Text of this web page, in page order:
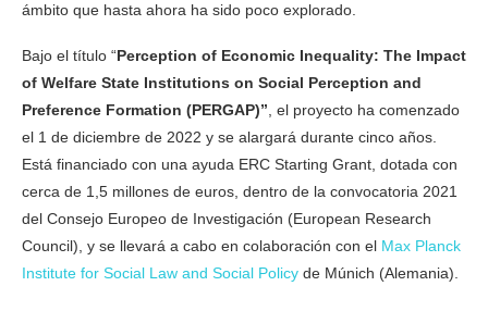
ámbito que hasta ahora ha sido poco explorado.
Bajo el título “Perception of Economic Inequality: The Impact
of Welfare State Institutions on Social Perception and
Preference Formation (PERGAP)”, el proyecto ha comenzado
el 1 de diciembre de 2022 y se alargará durante cinco años.
Está financiado con una ayuda ERC Starting Grant, dotada con
cerca de 1,5 millones de euros, dentro de la convocatoria 2021
del Consejo Europeo de Investigación (European Research
Council), y se llevará a cabo en colaboración con el Max Planck
Institute for Social Law and Social Policy de Múnich (Alemania).